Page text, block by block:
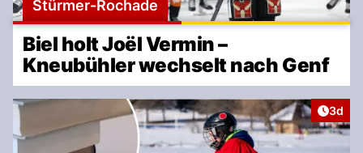
Stürmer-Rochade
Biel holt Joël Vermin –
Kneubühler wechselt nach Genf
3d